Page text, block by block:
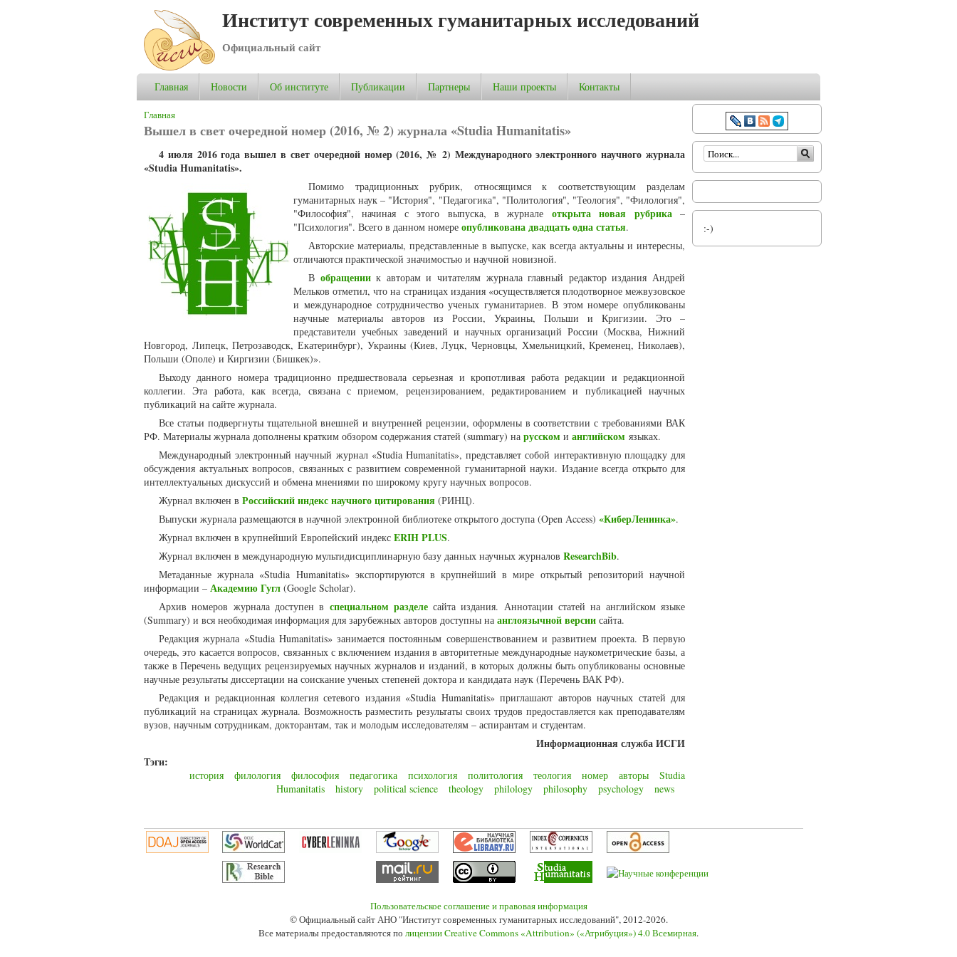
Институт современных гуманитарных исследований
Официальный сайт
Главная Новости Об институте Публикации Партнеры Наши проекты Контакты
Вы здесь
Главная
Вышел в свет очередной номер (2016, № 2) журнала «Studia Humanitatis»
4 июля 2016 года вышел в свет очередной номер (2016, № 2) Международного электронного научного журнала
«Studia Humanitatis».
Помимо традиционных рубрик, относящимся к соответствующим разделам
гуманитарных наук – "История", "Педагогика", "Политология", "Теология", "Филология",
"Философия", начиная с этого выпуска, в журнале открыта новая рубрика–
"Психология". Всего в данном номере опубликована двадцать одна статья.
Авторские материалы, представленные в выпуске, как всегда актуальны и интересны,
отличаются практической значимостью и научной новизной.
В обращениик авторам и читателям журнала главный редактор издания Андрей
Мельков отметил, что на страницах издания «осуществляется плодотворное межвузовское
и международное сотрудничество ученых гуманитариев. В этом номере опубликованы
научные материалы авторов из России, Украины, Польши и Кригизии. Это –
представители учебных заведений и научных организаций России (Москва, Нижний
Новгород, Липецк, Петрозаводск, Екатеринбург), Украины (Киев, Луцк, Черновцы, Хмельницкий, Кременец, Николаев),
Польши (Ополе) и Киргизии (Бишкек)».
Выходу данного номера традиционно предшествовала серьезная и кропотливая работа редакции и редакционной
коллегии. Эта работа, как всегда, связана с приемом, рецензированием, редактированием и публикацией научных
публикаций на сайте журнала.
Все статьи подвергнуты тщательной внешней и внутренней рецензии, оформлены в соответствии с требованиями ВАК
РФ. Материалы журнала дополнены кратким обзором содержания статей (summary) на русском и английском языках.
Международный электронный научный журнал «Studia Humanitatis», представляет собой интерактивную площадку для
обсуждения актуальных вопросов, связанных с развитием современной гуманитарной науки. Издание всегда открыто для
интеллектуальных дискуссий и обмена мнениями по широкому кругу научных вопросов.
Журнал включен в Российский индекс научного цитирования (РИНЦ).
Выпуски журнала размещаются в научной электронной библиотеке открытого доступа (Open Access) «КиберЛенинка».
Журнал включен в крупнейший Европейский индекс ERIH PLUS.
Журнал включен в международную мультидисциплинарную базу данных научных журналов ResearchBib.
Метаданные журнала «Studia Humanitatis» экспортируются в крупнейший в мире открытый репозиторий научной
информации – Академию Гугл (Google Scholar).
Архив номеров журнала доступен в специальном разделесайта издания. Аннотации статей на английском языке
(Summary) и вся необходимая информация для зарубежных авторов доступны на англоязычной версии сайта.
Редакция журнала «Studia Humanitatis» занимается постоянным совершенствованием и развитием проекта. В первую
очередь, это касается вопросов, связанных с включением издания в авторитетные международные наукометрические базы, а
также в Перечень ведущих рецензируемых научных журналов и изданий, в которых должны быть опубликованы основные
научные результаты диссертации на соискание ученых степеней доктора и кандидата наук (Перечень ВАК РФ).
Редакция и редакционная коллегия сетевого издания «Studia Humanitatis» приглашают авторов научных статей для
публикаций на страницах журнала. Возможность разместить результаты своих трудов предоставляется как преподавателям
вузов, научным сотрудникам, докторантам, так и молодым исследователям – аспирантам и студентам.
Информационная служба ИСГИ
Тэги:
история филология философия педагогика психология политология теология номер авторы
Studia
Humanitatis
history political science theology philology philosophy psychology news
Форма поиска
:-)
Пользовательское соглашение и правовая информация
© Официальный сайт АНО "Институт современных гуманитарных исследований", 2012-2026.
Все материалы предоставляются по лицензии Creative Commons «Attribution» («Атрибуция») 4.0 Всемирная.